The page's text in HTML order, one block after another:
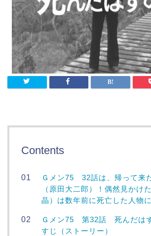
Contents
Ｇメン75 32話は、帰って来
（原田大二郎）！偶然見かけ
晶）は数年前に死亡した人物
Ｇメン75 第32話 死んだは
すじ（ストーリー）